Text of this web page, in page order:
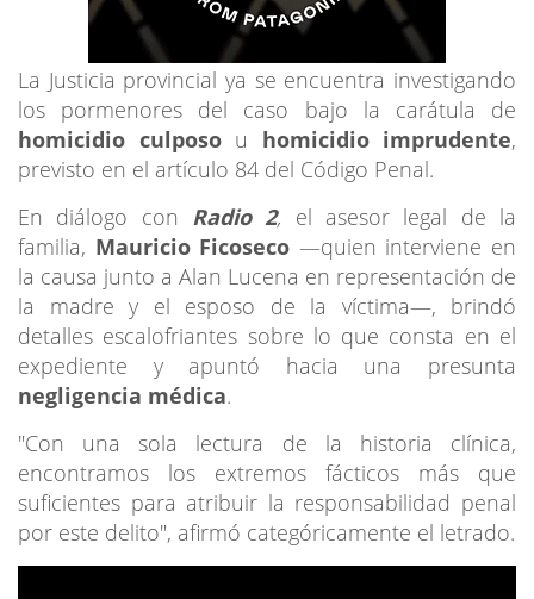
La Justicia provincial ya se encuentra investigando
los pormenores del caso bajo la carátula de
homicidio culposou homicidio imprudente,
previsto en el artículo 84 del Código Penal.
En diálogo con Radio 2, el asesor legal de la
familia, Mauricio Ficoseco —quien interviene en
la causa junto a Alan Lucena en representación de
la madre y el esposo de la víctima—, brindó
detalles escalofriantes sobre lo que consta en el
expediente y apuntó hacia una presunta
negligencia médica.
"Con una sola lectura de la historia clínica,
encontramos los extremos fácticos más que
suficientes para atribuir la responsabilidad penal
por este delito", afirmó categóricamente el letrado.